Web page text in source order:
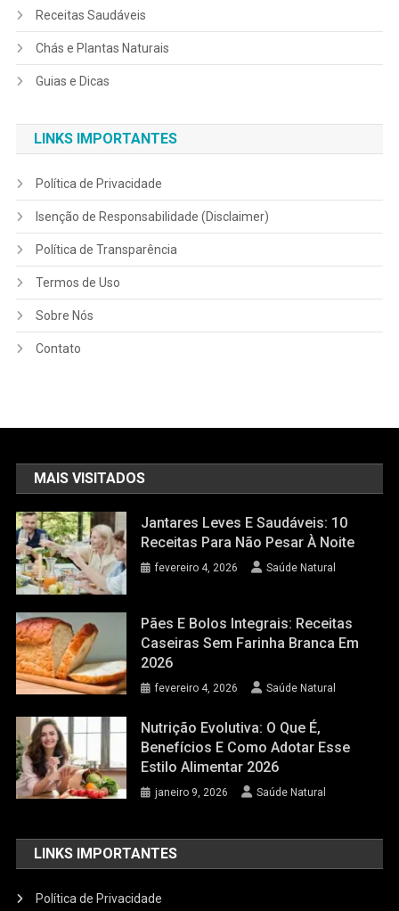
Receitas Saudáveis
Chás e Plantas Naturais
Guias e Dicas
LINKS IMPORTANTES
Política de Privacidade
Isenção de Responsabilidade (Disclaimer)
Política de Transparência
Termos de Uso
Sobre Nós
Contato
MAIS VISITADOS
Jantares Leves E Saudáveis: 10
Receitas Para Não Pesar À Noite
fevereiro 4, 2026 Saúde Natural
Pães E Bolos Integrais: Receitas
Caseiras Sem Farinha Branca Em
2026
fevereiro 4, 2026 Saúde Natural
Nutrição Evolutiva: O Que É,
Benefícios E Como Adotar Esse
Estilo Alimentar 2026
janeiro 9, 2026 Saúde Natural
LINKS IMPORTANTES
Política de Privacidade